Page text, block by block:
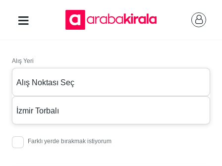
Alış Yeri
Alış Noktası Seç
İzmir Torbalı
Farklı yerde bırakmak istiyorum